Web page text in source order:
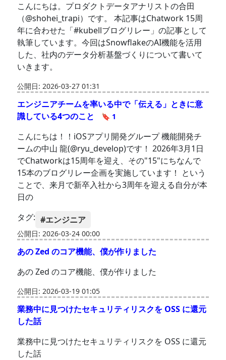
こんにちは。プロダクトデータアナリストの合田
（@shohei_trapi）です。 本記事はChatwork 15周
年に合わせた「#kubellブログリレー」の記事として
執筆しています。今回はSnowflakeのAI機能を活用
した、社内のデータ分析基盤づくりについて書いて
いきます。
公開日: 2026-03-27 01:31
エンジニアチームを率いる中で「伝える」ときに意
識している4つのこと
🔖 1
こんにちは！！iOSアプリ開発グループ 機能開発チ
ームの中山 龍(@ryu_develop)です！ 2026年3月1日
でChatworkは15周年を迎え、その"15"にちなんで
15本のブログリレー企画を実施しています！ という
ことで、来月で新卒入社から3周年を迎える自分が本
日の
タグ: #エンジニア
公開日: 2026-03-24 00:00
あの Zed のコア機能、僕が作りました
あの Zed のコア機能、僕が作りました
公開日: 2026-03-19 01:05
業務中に見つけたセキュリティリスクを OSS に還元
した話
業務中に見つけたセキュリティリスクを OSS に還元
した話